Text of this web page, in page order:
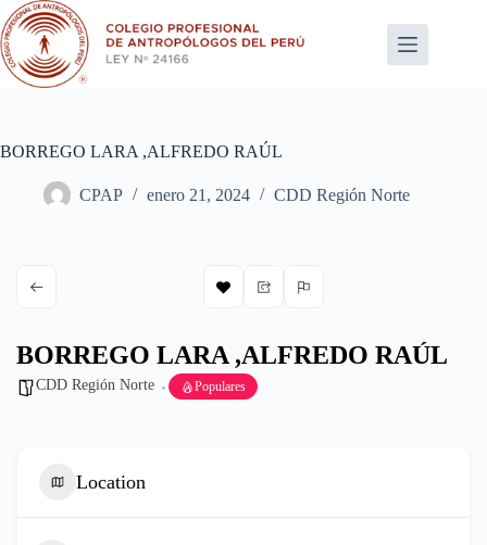
Saltar
al
contenido
BORREGO LARA ,ALFREDO RAÚL
CPAP enero 21, 2024 CDD Región Norte
BORREGO LARA ,ALFREDO RAÚL
CDD Región Norte Populares
Location